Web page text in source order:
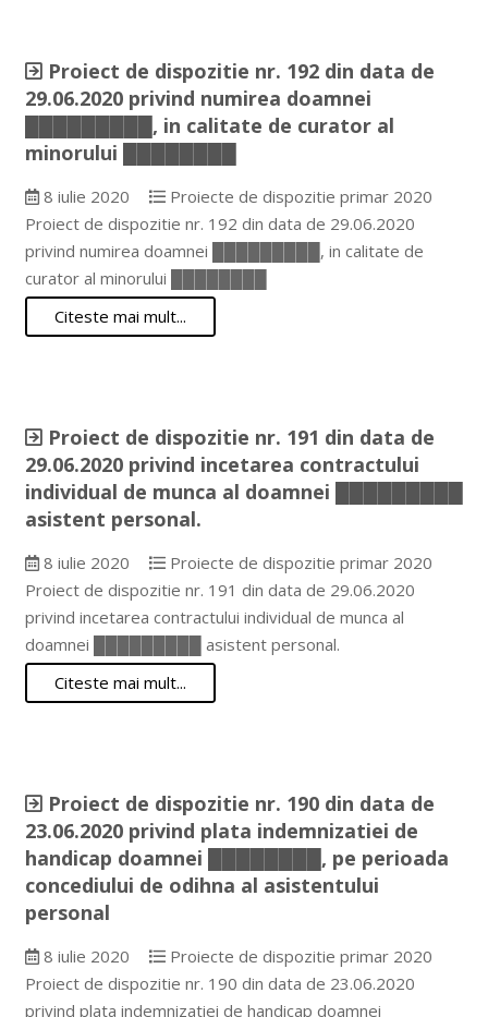
Proiect de dispozitie nr. 192 din data de
29.06.2020 privind numirea doamnei
█████████, in calitate de curator al
minorului ████████
8 iulie 2020
Proiecte de dispozitie primar 2020
Proiect de dispozitie nr. 192 din data de 29.06.2020
privind numirea doamnei █████████, in calitate de
curator al minorului ████████
Citeste mai mult...
Proiect de dispozitie nr. 191 din data de
29.06.2020 privind incetarea contractului
individual de munca al doamnei █████████
asistent personal.
8 iulie 2020
Proiecte de dispozitie primar 2020
Proiect de dispozitie nr. 191 din data de 29.06.2020
privind incetarea contractului individual de munca al
doamnei █████████ asistent personal.
Citeste mai mult...
Proiect de dispozitie nr. 190 din data de
23.06.2020 privind plata indemnizatiei de
handicap doamnei ████████, pe perioada
concediului de odihna al asistentului
personal
8 iulie 2020
Proiecte de dispozitie primar 2020
Proiect de dispozitie nr. 190 din data de 23.06.2020
privind plata indemnizatiei de handicap doamnei